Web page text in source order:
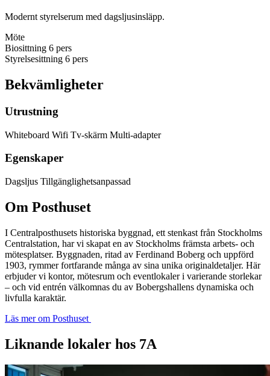
Modernt styrelserum med dagsljusinsläpp.
Möte
Biosittning 6 pers
Styrelsesittning 6 pers
Bekvämligheter
Utrustning
Whiteboard Wifi Tv-skärm Multi-adapter
Egenskaper
Dagsljus Tillgänglighetsanpassad
Om Posthuset
I Centralposthusets historiska byggnad, ett stenkast från Stockholms
Centralstation, har vi skapat en av Stockholms främsta arbets- och
mötesplatser. Byggnaden, ritad av Ferdinand Boberg och uppförd
1903, rymmer fortfarande många av sina unika originaldetaljer. Här
erbjuder vi kontor, mötesrum och eventlokaler i varierande storlekar
– och vid entrén välkomnas du av Bobergshallens dynamiska och
livfulla karaktär.
Läs mer om Posthuset
Liknande lokaler hos 7A